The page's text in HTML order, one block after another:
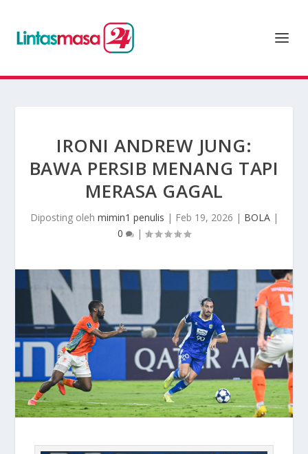
IRONI ANDREW JUNG:
BAWA PERSIB MENANG TAPI
MERASA GAGAL
Diposting oleh mimin1 penulis | Feb 19, 2026 | BOLA|
0
|